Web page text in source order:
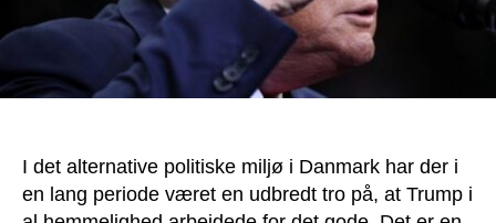
I det alternative politiske miljø i Danmark har der i
en lang periode været en udbredt tro på, at Trump i